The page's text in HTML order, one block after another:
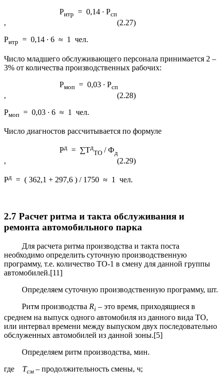
Ритр = 0,14 ∙ Рсп
, (2.27)
Ритр = 0,14 ∙ 6 ≈ 1 чел.
Число младшего обслуживающего персонала принимается 2 –
3% от количества производственных рабочих:
Рмоп = 0,03 ∙ Рсп
, (2.28)
Рмоп = 0,03 ∙ 6 ≈ 1 чел.
Число диагностов рассчитывается по формуле
Рд = ∑Тд
ТО / Фд
, (2.29)
Рд = ( 362,1 + 297,6 ) / 1750 ≈ 1 чел.
2.7 Расчет ритма и такта обслуживания и
ремонта автомобильного парка
Для расчета ритма производства и такта поста
необходимо определить суточную производственную
программу, т.е. количество ТО-1 в смену для данной группы
автомобилей.[11]
Определяем суточную производственную программу, шт.
Ритм производства Ri – это время, приходящиеся в
среднем на выпуск одного автомобиля из данного вида ТО,
или интервал времени между выпуском двух последовательно
обслуженных автомобилей из данной зоны.[5]
Определяем ритм производства, мин.
где Тсм – продолжительность смены, ч;